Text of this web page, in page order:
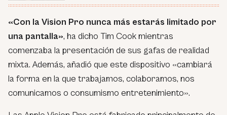
«Con la Vision Pro nunca más estarás limitado por
una pantalla», ha dicho Tim Cook mientras
comenzaba la presentación de sus gafas de realidad
mixta. Además, añadió que este dispositivo «cambiará
la forma en la que trabajamos, colaboramos, nos
comunicamos o consumismo entretenimiento».